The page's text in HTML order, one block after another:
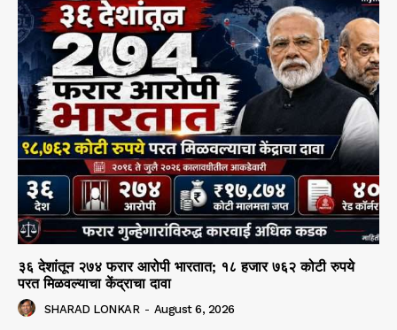
३६ देशांतून २७४ फरार आरोपी भारतात; १८ हजार ७६२ कोटी रुपये
परत मिळवल्याचा केंद्राचा दावा
SHARAD LONKAR - August 6, 2026